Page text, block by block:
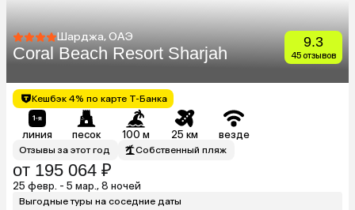
Шарджа, ОАЭ
Coral Beach Resort Sharjah
9.3
45 отзывов
Кешбэк 4% по карте Т-Банка
линия песок 100 м 25 км везде
Отзывы за этот год Собственный пляж
от 195 064 ₽
25 февр. - 5 мар., 8 ночей
Выгодные туры на соседние даты